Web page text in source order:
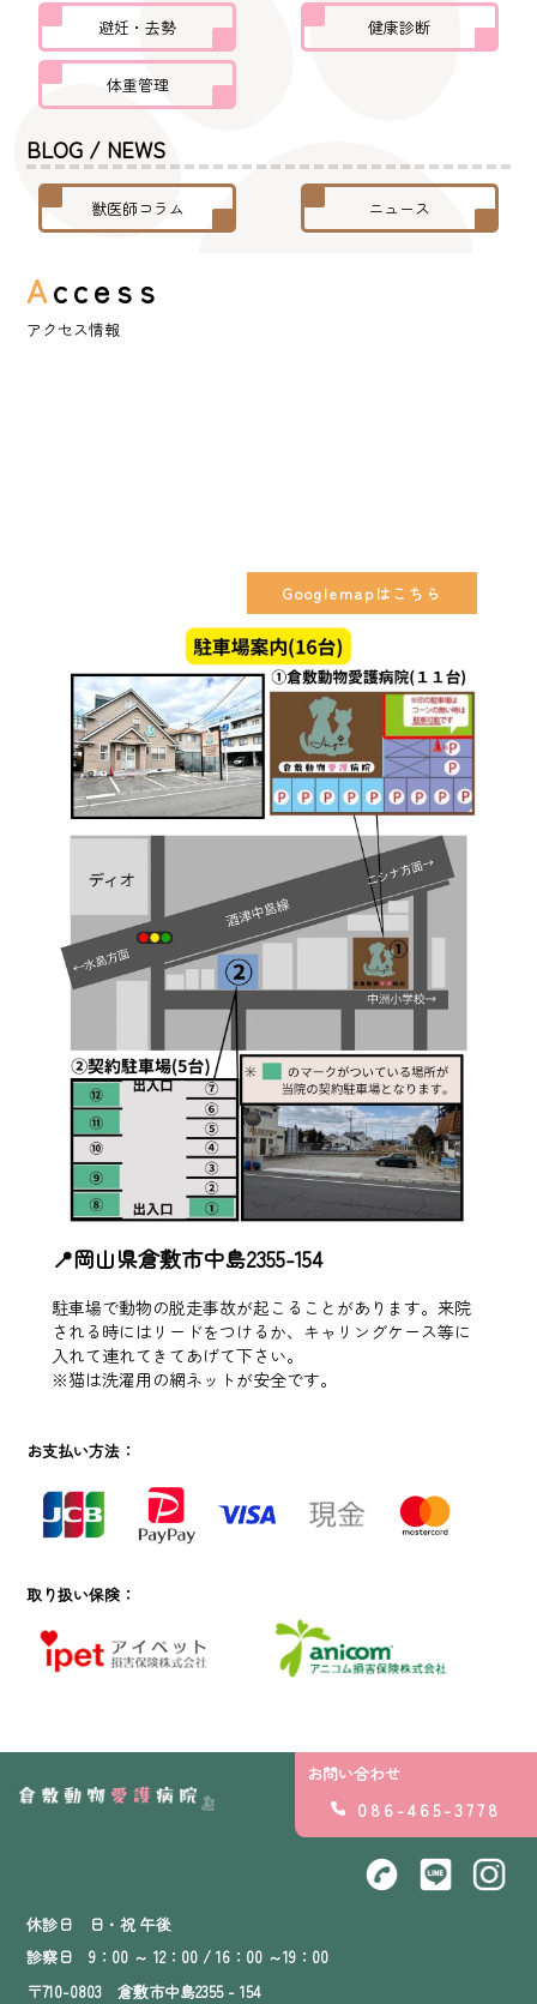
避妊・去勢 健康診断
体重管理
BLOG / NEWS
獣医師コラム ニュース
Access
アクセス情報
Googlemapはこちら
📍岡山県倉敷市中島2355-154
駐車場で動物の脱走事故が起こることがあります。来院
される時にはリードをつけるか、キャリングケース等に
入れて連れてきてあげて下さい。
※猫は洗濯用の網ネットが安全です。
お支払い方法：
取り扱い保険：
お問い合わせ
086-465-3778
休診日 日・祝 午後
診察日 9：00 ～ 12：00 / 16：00 ～19：00
〒710-0803 倉敷市中島2355 - 154